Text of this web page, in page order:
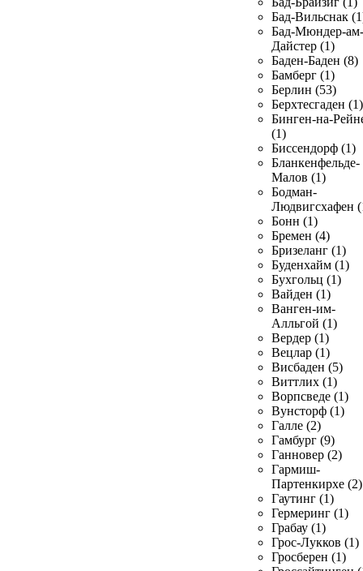
Бад-Вильснак
Бад-Мюндер-ам-
Дайстер (1)
Баден-Баден (8)
Бамберг (1)
Берлин (53)
Берхтесгаден (1)
Бинген-на-
(1)
Биссендорф (1)
Бланкенфельде-
Малов (1)
Бодман-
Людвигсхафен
Бонн (1)
Бремен (4)
Бризеланг (1)
Буденхайм (1)
Бухгольц (1)
Вайден (1)
Ванген-им-
Алльгой (1)
Вердер (1)
Вецлар (1)
Висбаден (5)
Виттлих (1)
Ворпсведе (1)
Вунсторф (1)
Галле (2)
Гамбург (9)
Ганновер (2)
Гармиш-
Партенкирхе (2)
Гаутинг (1)
Гермеринг (1)
Грабау (1)
Грос-Лукков (1)
Гросберен (1)